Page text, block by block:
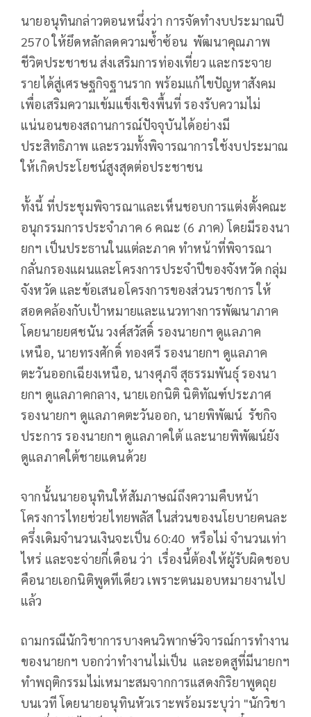
นายอนุทินกล่าวตอนหนึ่งว่า การจัดทำงบประมาณปี
2570 ให้ยึดหลักลดความซ้ำซ้อน พัฒนาคุณภาพ
ชีวิตประชาชน ส่งเสริมการท่องเที่ยว และกระจาย
รายได้สู่เศรษฐกิจฐานราก พร้อมแก้ไขปัญหาสังคม
เพื่อเสริมความเข้มแข็งเชิงพื้นที่ รองรับความไม่
แน่นอนของสถานการณ์ปัจจุบันได้อย่างมี
ประสิทธิภาพ และรวมทั้งพิจารณาการใช้งบประมาณ
ให้เกิดประโยชน์สูงสุดต่อประชาชน
ทั้งนี้ ที่ประชุมพิจารณาและเห็นชอบการแต่งตั้งคณะ
อนุกรรมการประจำภาค 6 คณะ (6 ภาค) โดยมีรองนา
ยกฯ เป็นประธานในแต่ละภาค ทำหน้าที่พิจารณา
กลั่นกรองแผนและโครงการประจำปีของจังหวัด กลุ่ม
จังหวัด และข้อเสนอโครงการของส่วนราชการ ให้
สอดคล้องกับเป้าหมายและแนวทางการพัฒนาภาค
โดยนายยศชนัน วงศ์สวัสดิ์ รองนายกฯ ดูแลภาค
เหนือ, นายทรงศักดิ์ ทองศรี รองนายกฯ ดูแลภาค
ตะวันออกเฉียงเหนือ, นางศุภจี สุธรรมพันธุ์ รองนา
ยกฯ ดูแลภาคกลาง, นายเอกนิติ นิติทัณฑ์ประภาศ
รองนายกฯ ดูแลภาคตะวันออก, นายพิพัฒน์ รัชกิจ
ประการ รองนายกฯ ดูแลภาคใต้ และนายพิพัฒน์ยัง
ดูแลภาคใต้ชายแดนด้วย
จากนั้นนายอนุทินให้สัมภาษณ์ถึงความคืบหน้า
โครงการไทยช่วยไทยพลัส ในส่วนของนโยบายคนละ
ครึ่งเดิมจำนวนเงินจะเป็น 60:40 หรือไม่ จำนวนเท่า
ไหร่ และจะจ่ายกี่เดือน ว่า เรื่องนี้ต้องให้ผู้รับผิดชอบ
คือนายเอกนิติพูดทีเดียว เพราะตนมอบหมายงานไป
แล้ว
ถามกรณีนักวิชาการบางคนวิพากษ์วิจารณ์การทํางาน
ของนายกฯ บอกว่าทํางานไม่เป็น และอดสูที่มีนายกฯ
ทําพฤติกรรมไม่เหมาะสมจากการแสดงกิริยาพูดถุย
บนเวที โดยนายอนุทินหัวเราะพร้อมระบุว่า "นักวิชา